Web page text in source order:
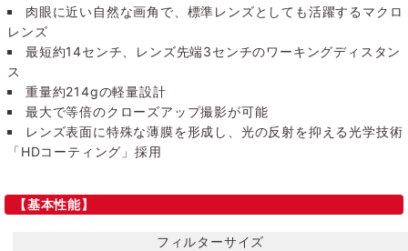
肉眼に近い自然な画角で、標準レンズとしても活躍するマクロ
レンズ
最短約14センチ、レンズ先端3センチのワーキングディスタン
ス
重量約214gの軽量設計
最大で等倍のクローズアップ撮影が可能
レンズ表面に特殊な薄膜を形成し、光の反射を抑える光学技術
「HDコーティング」採用
【基本性能】
フィルターサイズ